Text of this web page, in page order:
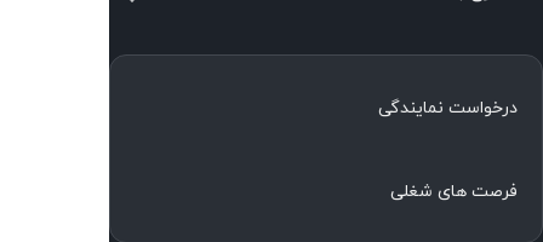
درخواست نمایندگی
فرصت های شغلی